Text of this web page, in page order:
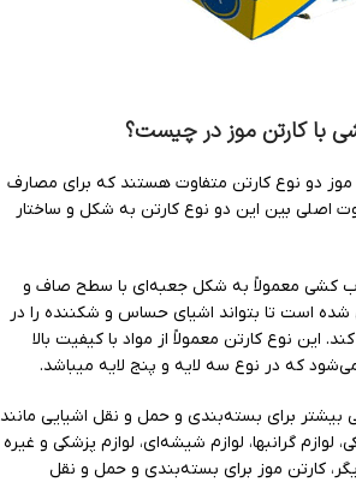
با کارتن موز در چیست؟
دو نوع کارتن متفاوت هستند که برای مصارف
اصلی بین این دو نوع کارتن به شکل و ساختار
کشی معمولاً به شکل جعبه‌ای با سطح صاف و
است تا بتواند اشیای حساس و شکننده را در
نوع کارتن معمولاً از مواد با کیفیت بالا
که در نوع سه لایه و پنج لایه میباشد.
بیشتر برای بسته‌بندی و حمل و نقل اشیایی مانند
لوازم گرانبها، لوازم شیشه‌ای، لوازم پزشکی و غیره
کارتن موز برای بسته‌بندی و حمل و نقل